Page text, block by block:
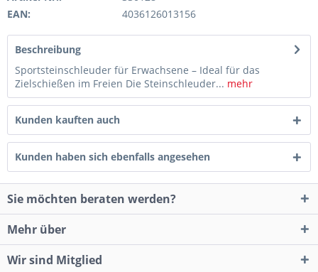
EAN:
4036126013156
Beschreibung
Sportsteinschleuder für Erwachsene – Ideal für das
Zielschießen im Freien Die Steinschleuder... mehr
Kunden kauften auch
Kunden haben sich ebenfalls angesehen
Sie möchten beraten werden?
Mehr über
Wir sind Mitglied